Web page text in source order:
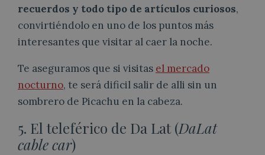
recuerdos y todo tipo de artículos curiosos,
convirtiéndolo en uno de los puntos más
interesantes que visitar al caer la noche.
Te aseguramos que si visitas el mercado
nocturno, te será dificil salir de alli sin un
sombrero de Picachu en la cabeza.
5. El teleférico de Da Lat (DaLat
cable car)